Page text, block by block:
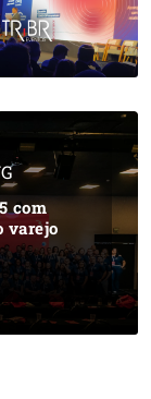
com
varejo